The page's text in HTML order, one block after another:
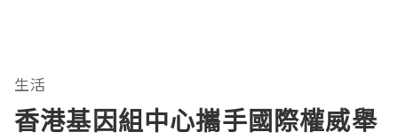
生活
香港基因組中心攜手國際權威舉